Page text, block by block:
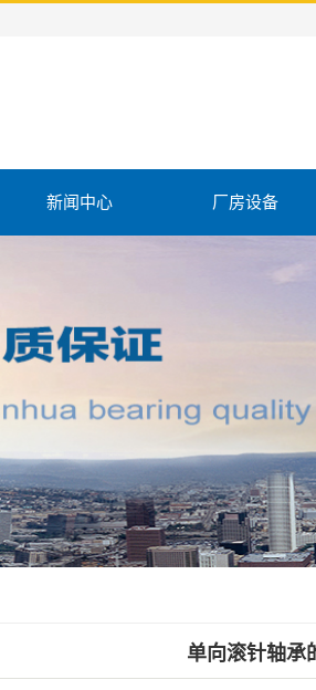
新闻中心 厂房设备
单向滚针轴承